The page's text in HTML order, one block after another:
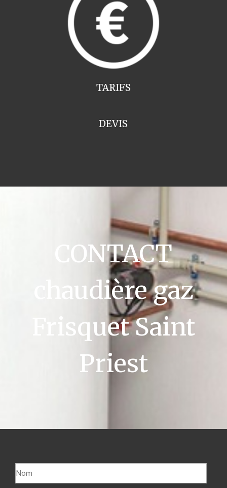
TARIFS
DEVIS
CONTACT
chaudière gaz
Frisquet Saint
Priest